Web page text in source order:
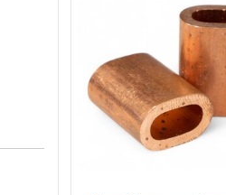
Gegalvaniseerde
Speciaal